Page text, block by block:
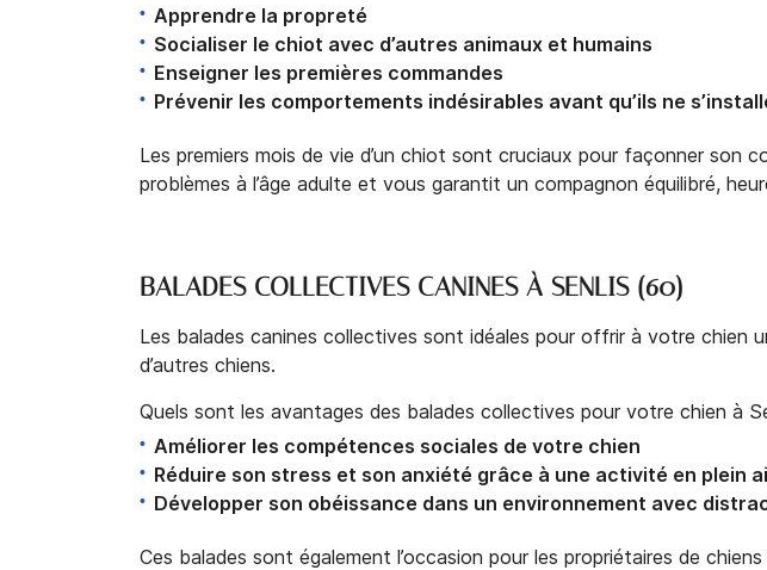
Apprendre la propreté
Socialiser le chiot avec d’autres animaux et humains
Enseigner les premières commandes
Prévenir les comportements indésirables avant qu’ils ne
Les premiers mois de vie d’un chiot sont cruciaux pour façonner son
problèmes à l’âge adulte et vous garantit un compagnon équilibré,
BALADES COLLECTIVES CANINES À SENLIS (60)
Les balades canines collectives sont idéales pour offrir à votre
d’autres chiens.
Quels sont les avantages des balades collectives pour votre chien à
Améliorer les compétences sociales de votre chien
Réduire son stress et son anxiété grâce à une activité en plein
Développer son obéissance dans un environnement avec
Ces balades sont également l’occasion pour les propriétaires de